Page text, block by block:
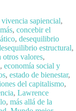
sapiencial,
, concebir el
, desequilibrio
estructural,
otros valores,
, economía social y
, estado de bienestar,
del capitalismo,
, Lawrence
, más allá de la